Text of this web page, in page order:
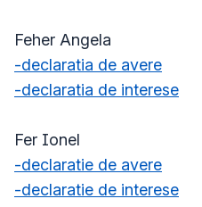
Feher Angela
-declaratia de avere
-declaratia de interese
Fer Ionel
-declaratie de avere
-declaratie de interese